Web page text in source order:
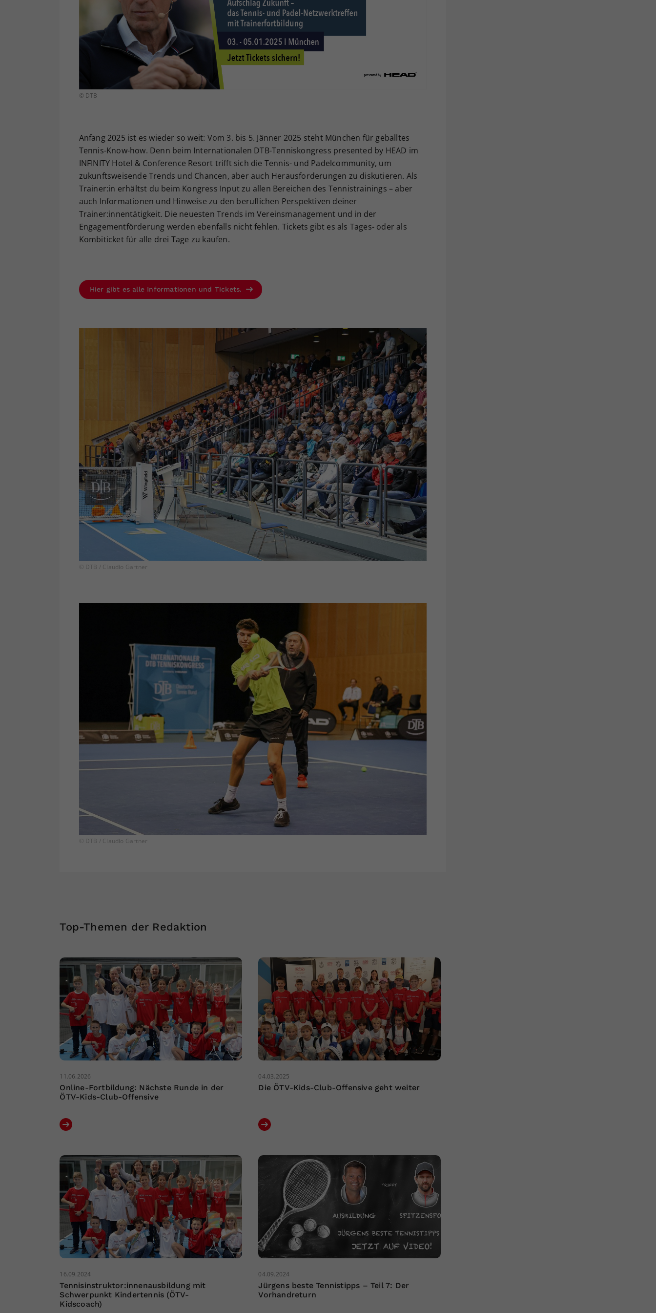
© DTB
Anfang 2025 ist es wieder so weit: Vom 3. bis 5. Jänner 2025 steht München für geballtes
Tennis-Know-how. Denn beim Internationalen DTB-Tenniskongress presented by HEAD im
INFINITY Hotel & Conference Resort trifft sich die Tennis- und Padelcommunity, um
zukunftsweisende Trends und Chancen, aber auch Herausforderungen zu diskutieren. Als
Trainer:in erhältst du beim Kongress Input zu allen Bereichen des Tennistrainings – aber
auch Informationen und Hinweise zu den beruflichen Perspektiven deiner
Trainer:innentätigkeit. Die neuesten Trends im Vereinsmanagement und in der
Engagementförderung werden ebenfalls nicht fehlen. Tickets gibt es als Tages- oder als
Kombiticket für alle drei Tage zu kaufen.
Hier gibt es alle Informationen und Tickets.
© DTB / Claudio Gärtner
© DTB / Claudio Gärtner
Top-Themen der Redaktion
11.06.2026
Online-Fortbildung: Nächste Runde in der
ÖTV-Kids-Club-Offensive
04.03.2025
Die ÖTV-Kids-Club-Offensive geht weiter
16.09.2024
Tennisinstruktor:innenausbildung mit
Schwerpunkt Kindertennis (ÖTV-
Kidscoach)
04.09.2024
Jürgens beste Tennistipps – Teil 7: Der
Vorhandreturn
Ihrer vorgenommen Einstellungen, falls der
Webseiten-Betreiber dies eingestellt hat.